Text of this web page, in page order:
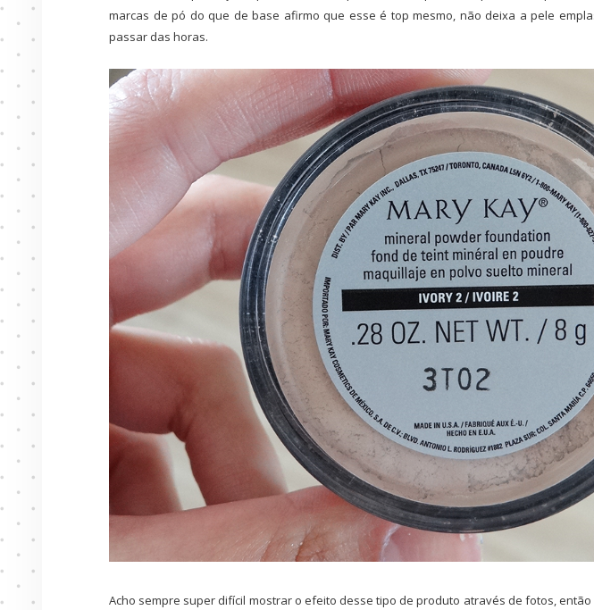
marcas de pó do que de base afirmo que esse é top mesmo, não deixa a pele
passar das horas.
Acho sempre super difícil mostrar o efeito desse tipo de produto através de fotos,